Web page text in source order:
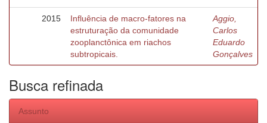
2015
Influência de macro-fatores na
estruturação da comunidade
zooplanctônica em riachos
subtropicais.
Aggio,
Carlos
Eduardo
Gonçalves
Busca refinada
Assunto